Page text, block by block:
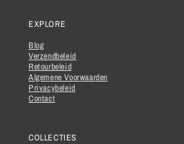
EXPLORE
Blog
Verzendbeleid
Retourbeleid
Algemene Voorwaarden
Privacybeleid
Contact
COLLECTIES